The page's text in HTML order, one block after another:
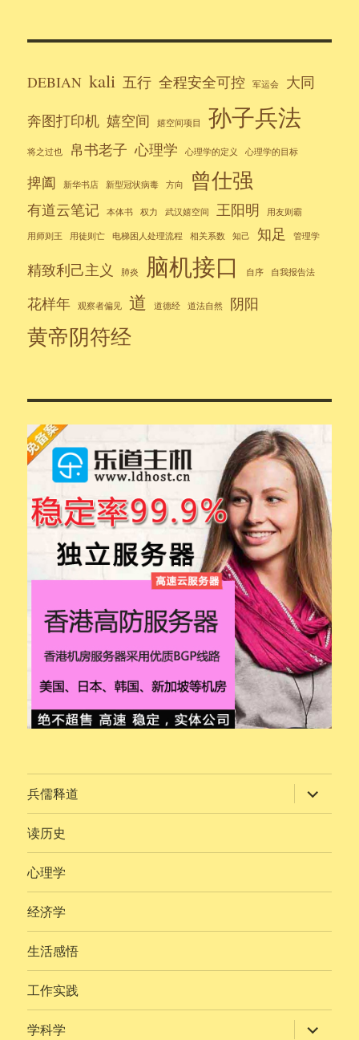
DEBIAN kali 五行 全程安全可控 军运会
大同
奔图打印机 嬉空间 嬉空间项目 孙子兵法
将之过也 帛书老子 心理学 心理学的定义 心理学的目标
捭阖 新华书店 新型冠状病毒 方向 曾仕强
有道云笔记 本体书 权力 武汉嬉空间 王阳明 用友则霸
用师则王 用徒则亡 电梯困人处理流程 相关系数 知己 知足 管理学
精致利己主义 肺炎 脑机接口 自序 自我报告法
花样年 观察者偏见 道 道德经 道法自然 阴阳
黄帝阴符经
兵儒释道 展
开
子
读历史
心理学
经济学
生活感悟
工作实践
学科学 展